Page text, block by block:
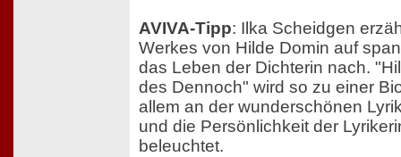
AVIVA-Tipp: Ilka Scheidgen
Werkes von Hilde Domin auf
das Leben der Dichterin nach.
des Dennoch" wird so zu einer
allem an der wunderschönen
und die Persönlichkeit der
beleuchtet.